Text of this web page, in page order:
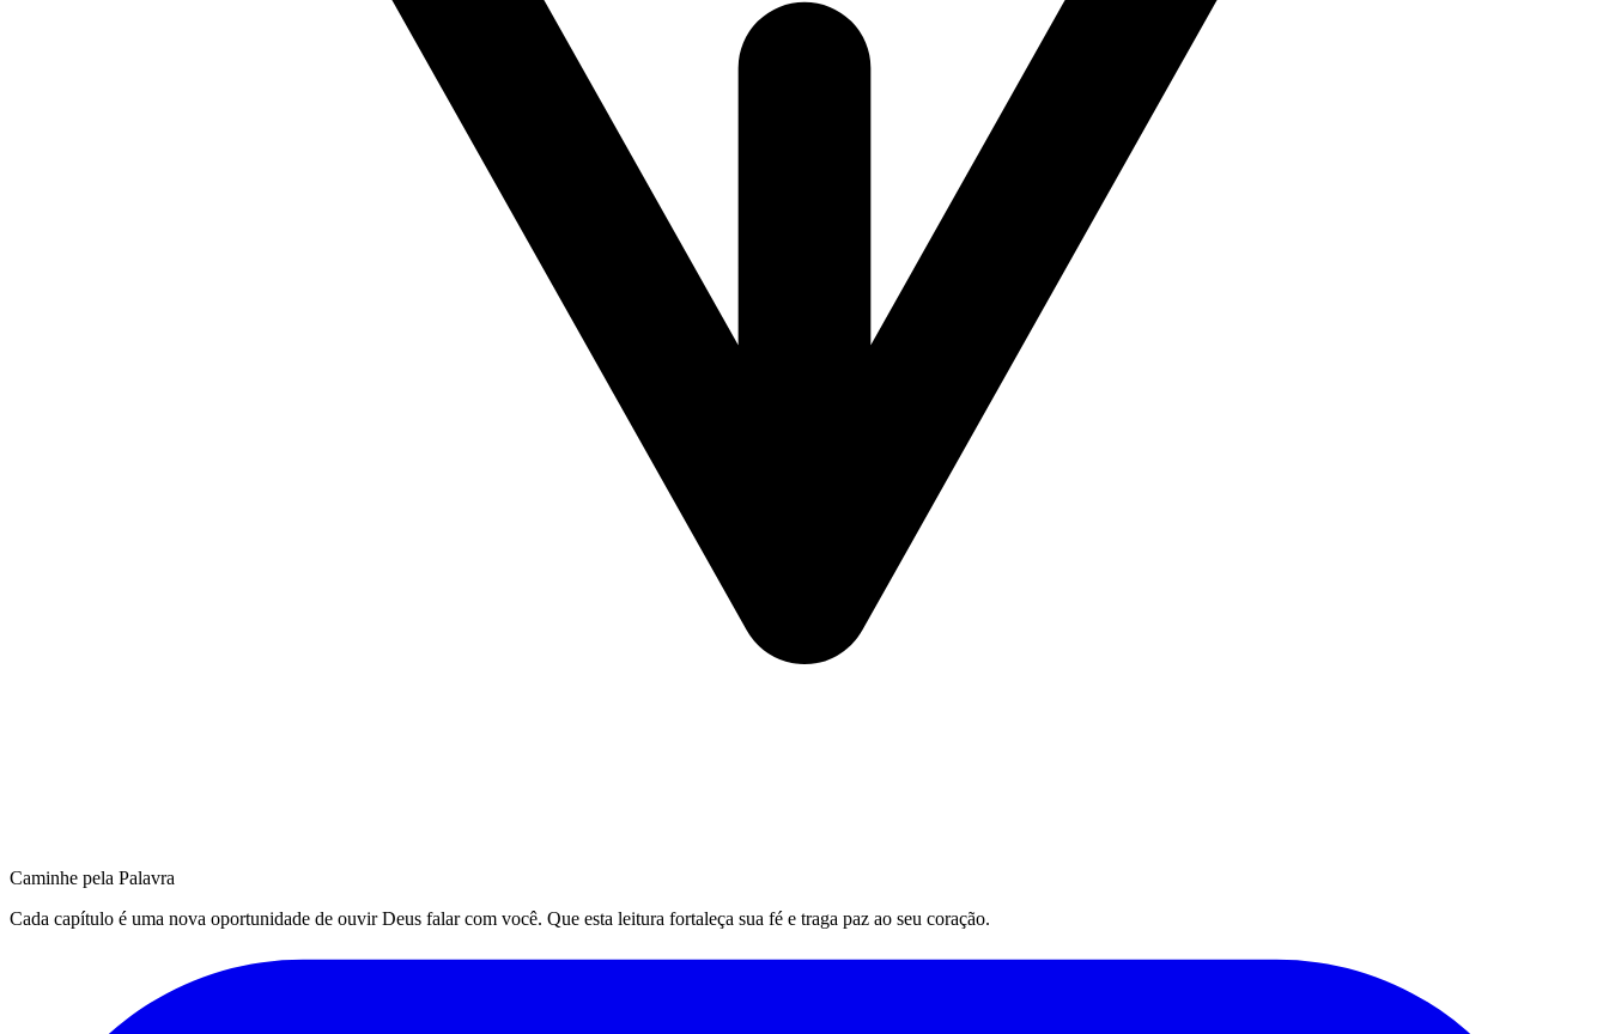
Caminhe pela Palavra
Cada capítulo é uma nova oportunidade de ouvir Deus falar com você. Que esta leitura fortaleça sua fé e traga paz ao seu coração.